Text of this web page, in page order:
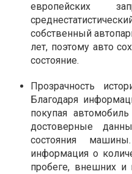
европейских
собственный
лет, поэтому авто
состояние.
Прозрачность
Благодаря
покупая
достоверные
состояния
информация о
пробеге, внешних и